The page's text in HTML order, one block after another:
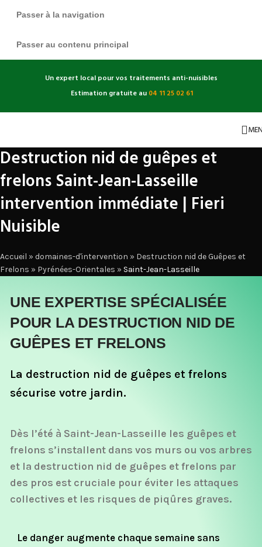
Passer à la navigation
Passer au contenu principal
Un expert local pour vos traitements anti-nuisibles
Estimation gratuite au 04 11 25 02 61
Destruction nid de guêpes et
frelons Saint-Jean-Lasseille
intervention immédiate | Fieri
Nuisible
Accueil » domaines-d'intervention » Destruction nid de Guêpes et
Frelons » Pyrénées-Orientales » Saint-Jean-Lasseille
UNE EXPERTISE SPÉCIALISÉE
POUR LA DESTRUCTION NID DE
GUÊPES ET FRELONS
La destruction nid de guêpes et frelons
sécurise votre jardin.
Dès l’été à Saint-Jean-Lasseille les guêpes et
frelons s’installent dans vos murs ou vos arbres
et la destruction nid de guêpes et frelons par
des pros est cruciale pour éviter les attaques
collectives et les risques de piqûres graves.
Le danger augmente chaque semaine sans